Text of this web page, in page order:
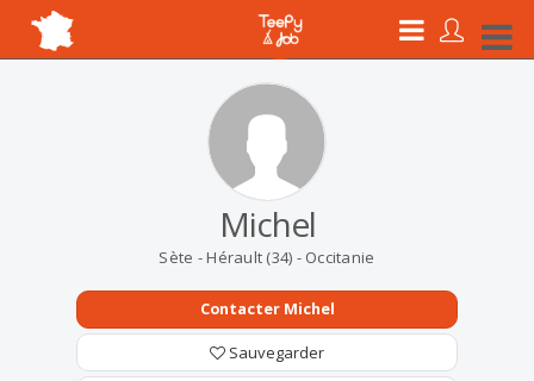
Michel
Sète - Hérault (34) - Occitanie
Contacter Michel
Sauvegarder